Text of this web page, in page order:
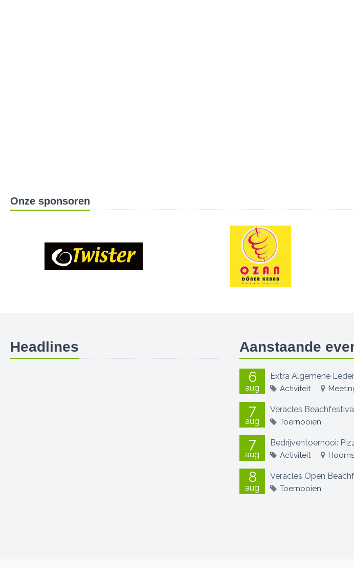
Onze sponsoren
Headlines Aanstaande
6
aug
Extra Algemene
Activiteit
7
aug
Veracles
Toernooien
7
aug
Bedrijventoernooi:
Activiteit
8
aug
Veracles Open
Toernooien